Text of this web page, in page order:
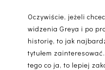
Oczywiście, jeżeli
widzenia Greya i po
historię, to jak
tytułem
tego co ja, to lepiej